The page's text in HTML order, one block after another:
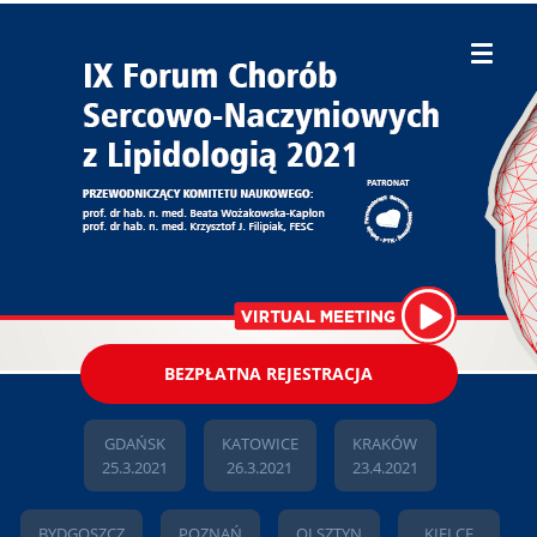
BEZPŁATNA REJESTRACJA
GDAŃSK
25.3.2021
KATOWICE
26.3.2021
KRAKÓW
23.4.2021